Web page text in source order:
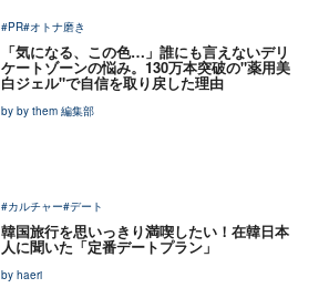
#PR#オトナ磨き
「気になる、この色…」誰にも言えないデリ
ケートゾーンの悩み。130万本突破の"薬用美
白ジェル"で自信を取り戻した理由
by by them 編集部
#カルチャー#デート
韓国旅行を思いっきり満喫したい！在韓日本
人に聞いた「定番デートプラン」
by haeri